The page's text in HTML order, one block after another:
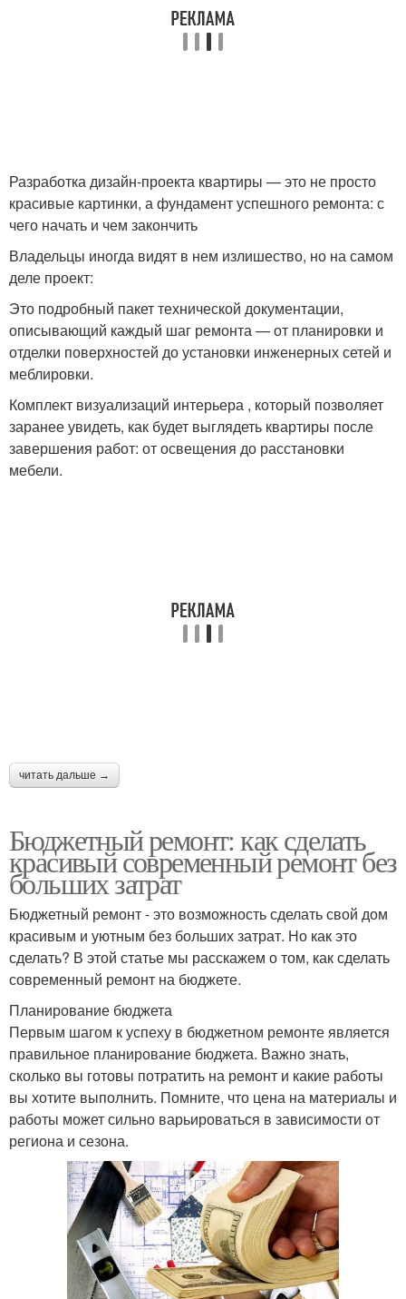
Разработка дизайн-проекта квартиры — это не просто
красивые картинки, а фундамент успешного ремонта: с
чего начать и чем закончить
Владельцы иногда видят в нем излишество, но на самом
деле проект:
Это подробный пакет технической документации,
описывающий каждый шаг ремонта — от планировки и
отделки поверхностей до установки инженерных сетей и
меблировки.
Комплект визуализаций интерьера , который позволяет
заранее увидеть, как будет выглядеть квартиры после
завершения работ: от освещения до расстановки
мебели.
читать дальше →
Бюджетный ремонт: как сделать
красивый современный ремонт без
больших затрат
Бюджетный ремонт - это возможность сделать свой дом
красивым и уютным без больших затрат. Но как это
сделать? В этой статье мы расскажем о том, как сделать
современный ремонт на бюджете.
Планирование бюджета
Первым шагом к успеху в бюджетном ремонте является
правильное планирование бюджета. Важно знать,
сколько вы готовы потратить на ремонт и какие работы
вы хотите выполнить. Помните, что цена на материалы и
работы может сильно варьироваться в зависимости от
региона и сезона.